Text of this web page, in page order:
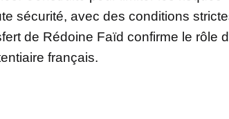
sécurité, avec des conditions
de Rédoine Faïd confirme le rôle
français.